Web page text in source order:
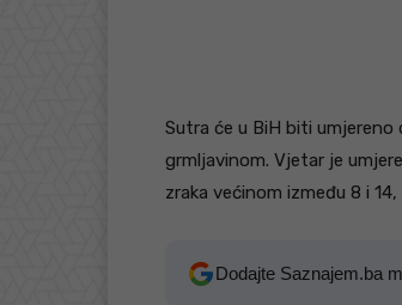
Sutra će u BiH biti
grmljavinom. Vjetar je
zraka većinom između 8 i
Dodajte Saznajem.ba